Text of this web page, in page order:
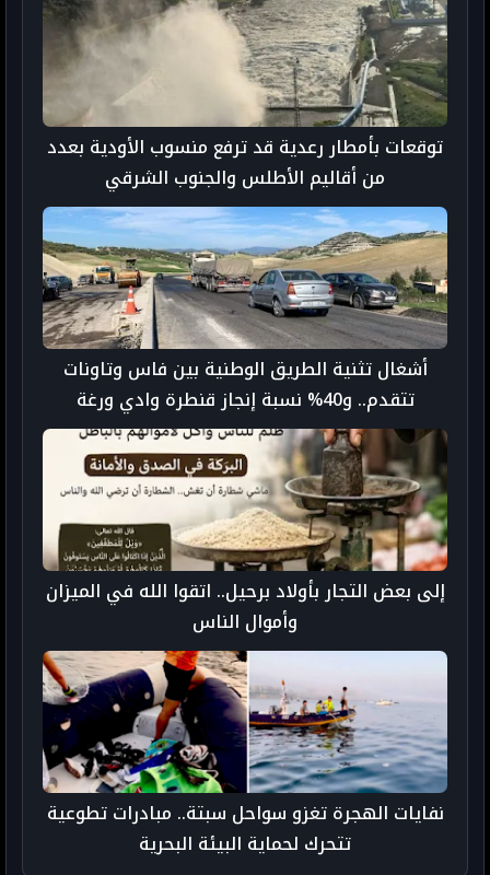
توقعات بأمطار رعدية قد ترفع منسوب الأودية بعدد
من أقاليم الأطلس والجنوب الشرقي
أشغال تثنية الطريق الوطنية بين فاس وتاونات
تتقدم.. و40% نسبة إنجاز قنطرة وادي ورغة
إلى بعض التجار بأولاد برحيل.. اتقوا الله في الميزان
وأموال الناس
نفايات الهجرة تغزو سواحل سبتة.. مبادرات تطوعية
تتحرك لحماية البيئة البحرية